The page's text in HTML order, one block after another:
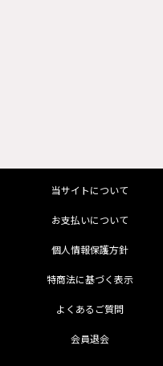
当サイトについて
お支払いについて
個人情報保護方針
特商法に基づく表示
よくあるご質問
会員退会